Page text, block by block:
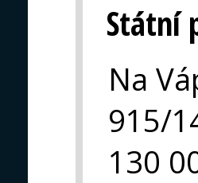
Státní
Na
915/
130